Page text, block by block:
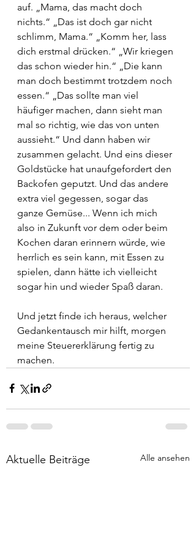
auf. „Mama, das macht doch
nichts.“ „Das ist doch gar nicht
schlimm, Mama.“ „Komm her, lass
dich erstmal drücken.“ „Wir kriegen
das schon wieder hin.“ „Die kann
man doch bestimmt trotzdem noch
essen.“ „Das sollte man viel
häufiger machen, dann sieht man
mal so richtig, wie das von unten
aussieht.“ Und dann haben wir
zusammen gelacht. Und eins dieser
Goldstücke hat unaufgefordert den
Backofen geputzt. Und das andere
extra viel gegessen, sogar das
ganze Gemüse... Wenn ich mich
also in Zukunft vor dem oder beim
Kochen daran erinnern würde, wie
herrlich es sein kann, mit Essen zu
spielen, dann hätte ich vielleicht
sogar hin und wieder Spaß daran.
Und jetzt finde ich heraus, welcher
Gedankentausch mir hilft, morgen
meine Steuererklärung fertig zu
machen.
Aktuelle Beiträge Alle ansehen